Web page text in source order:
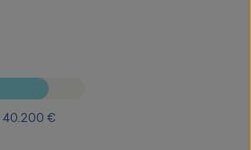
40.200 €